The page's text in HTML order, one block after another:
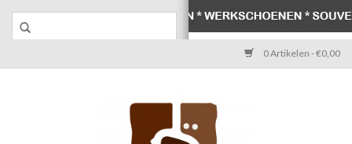
0 Artikelen - €0,00